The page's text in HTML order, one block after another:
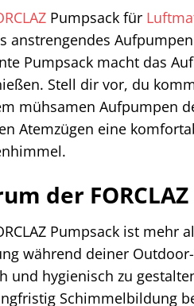
Pumpsack für
anstrengendes
Pumpsack macht das
Stell dir vor, du
mühsamen Aufpumpen
Atemzügen eine
der
Pumpsack ist
während deiner
und hygienisch zu
Schimmelbildung